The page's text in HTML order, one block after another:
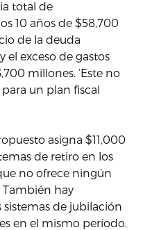
total de
10 años de $58,700
de la deuda
el exceso de gastos
millones. ‘Este no
un plan fiscal
asigna $11,000
de retiro en los
no ofrece ningún
También hay
sistemas de jubilación
en el mismo período.